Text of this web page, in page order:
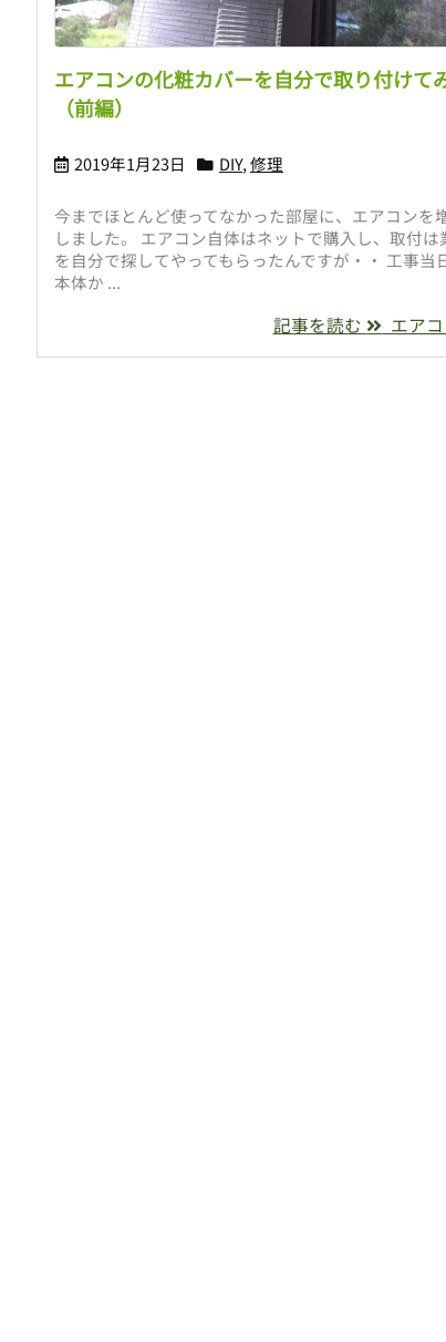
エアコンの化粧カバーを自分で取り付けて
（前編）
2019年1月23日 DIY,修理
今までほとんど使ってなかった部屋に、エアコンを
しました。 エアコン自体はネットで購入し、取付は
を自分で探してやってもらったんですが・・ 工事当
本体か ...
記事を読む エア